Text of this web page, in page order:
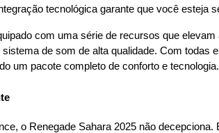
tecnológica garante que você
com uma série de recursos que
de som de alta qualidade. Com
um pacote completo de conforto e tecnologia.
o Renegade Sahara 2025 não